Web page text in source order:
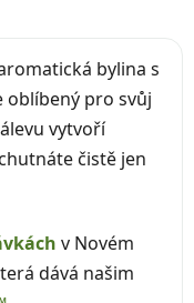
bylina s
oblíbený pro svůj
vytvoří
čistě jen
v Novém
dává našim